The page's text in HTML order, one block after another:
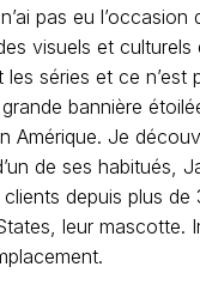
pas eu l’occasion
visuels et culturels
séries et ce n’est
bannière
Amérique. Je
de ses habitués,
depuis plus de
leur mascotte.